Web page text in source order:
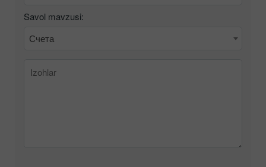
Savol mavzusi:
Счета